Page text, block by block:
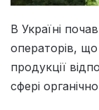
В Україні
операторів,
продукції
сфері